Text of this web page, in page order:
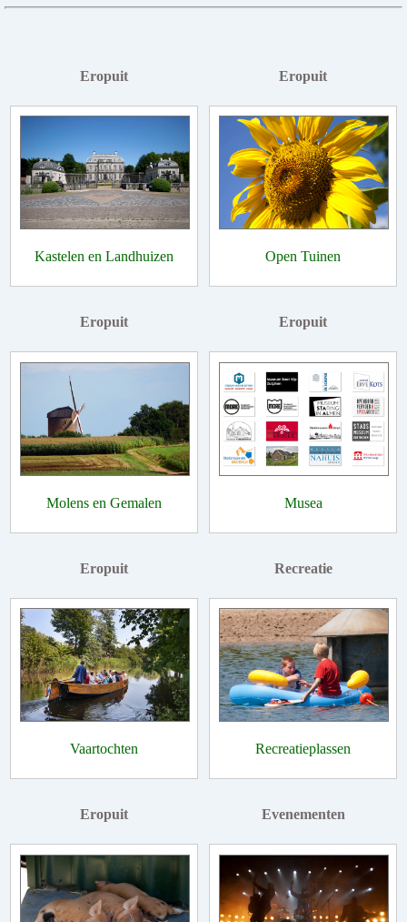
Eropuit
Kastelen en Landhuizen
Eropuit
Open Tuinen
Eropuit
Molens en Gemalen
Eropuit
Musea
Eropuit
Vaartochten
Recreatie
Recreatieplassen
Eropuit Evenementen